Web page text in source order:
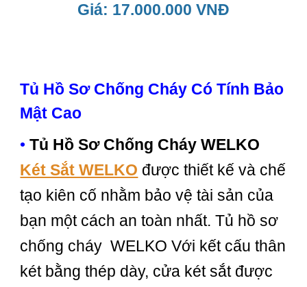
Giá: 17.000.000 VNĐ
Tủ Hồ Sơ Chống Cháy Có Tính Bảo
Mật Cao
• Tủ Hồ Sơ Chống Cháy WELKO
Két Sắt WELKO được thiết kế và chế
tạo kiên cố nhằm bảo vệ tài sản của
bạn một cách an toàn nhất. Tủ hồ sơ
chống cháy WELKO Với kết cấu thân
két bằng thép dày, cửa két sắt được